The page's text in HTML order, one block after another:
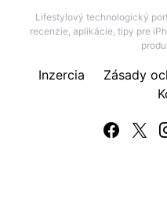
Lifestylový technologický
recenzie, aplikácie, tipy pre
Inzercia
Zásady